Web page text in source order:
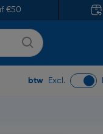
€50
btw Excl.